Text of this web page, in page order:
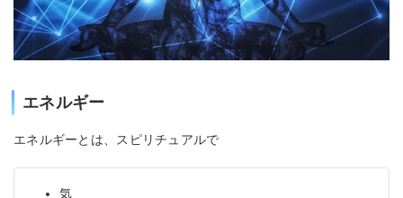
エネルギー
エネルギーとは、スピリチュアルで
気